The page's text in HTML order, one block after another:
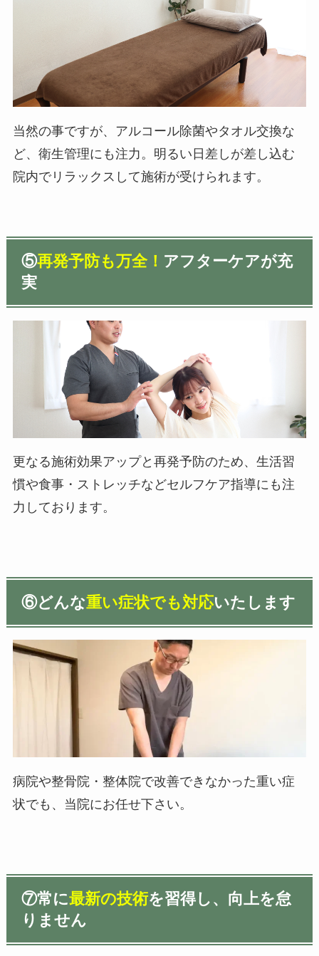
当然の事ですが、アルコール除菌やタオル交換な
ど、衛生管理にも注力。明るい日差しが差し込む
院内でリラックスして施術が受けられます。
⑤再発予防も万全！ アフターケアが充
実
更なる施術効果アップと再発予防のため、生活習
慣や食事・ストレッチなどセルフケア指導にも注
力しております。
⑥どんな重い症状でも対応いたします
病院や整骨院・整体院で改善できなかった重い症
状でも、当院にお任せ下さい。
⑦常に最新の技術を習得し、向上を怠
りません